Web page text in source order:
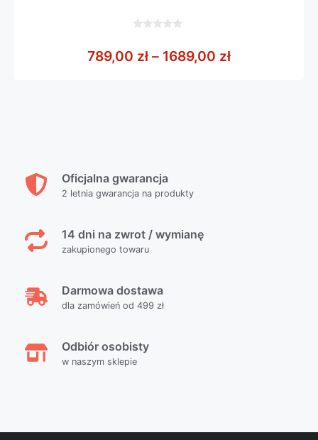
5
789,00 zł – 1689,00 złZakres cen:
Oficjalna gwarancja
2 letnia gwarancja na produkty
14 dni na zwrot / wymianę
zakupionego towaru
Darmowa dostawa
dla zamówień od 499 zł
Odbiór osobisty
w naszym sklepie